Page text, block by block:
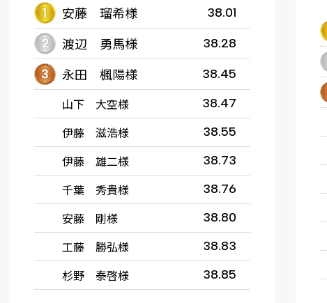
安藤 瑠希様 38.01
渡辺 勇馬様 38.28
永田 楓陽様 38.45
山下 大空様 38.47
伊藤 滋浩様 38.55
伊藤 雄二様 38.73
千葉 秀貴様 38.76
安藤 剛様 38.80
工藤 勝弘様 38.83
杉野 泰啓様 38.85